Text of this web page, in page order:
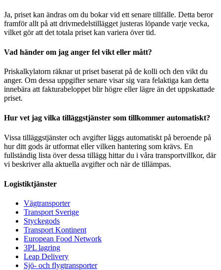
Ja, priset kan ändras om du bokar vid ett senare tillfälle. Detta beror
framför allt på att drivmedelstillägget justeras löpande varje vecka,
vilket gör att det totala priset kan variera över tid.
Vad händer om jag anger fel vikt eller mått?
Priskalkylatorn räknar ut priset baserat på de kolli och den vikt du
anger. Om dessa uppgifter senare visar sig vara felaktiga kan detta
innebära att fakturabeloppet blir högre eller lägre än det uppskattade
priset.
Hur vet jag vilka tilläggstjänster som tillkommer automatiskt?
Vissa tilläggstjänster och avgifter läggs automatiskt på beroende på
hur ditt gods är utformat eller vilken hantering som krävs. En
fullständig lista över dessa tillägg hittar du i våra transportvillkor, där
vi beskriver alla aktuella avgifter och när de tillämpas.
Logistiktjänster
Vägtransporter
Transport Sverige
Styckegods
Transport Kontinent
European Food Network
3PL lagring
Leap Delivery
Sjö- och flygtransporter